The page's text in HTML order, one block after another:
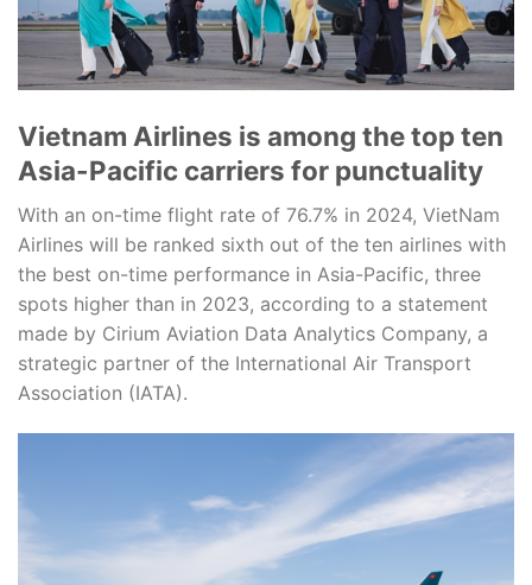
Vietnam Airlines is among the top ten
Asia-Pacific carriers for punctuality
With an on-time flight rate of 76.7% in 2024, VietNam
Airlines will be ranked sixth out of the ten airlines with
the best on-time performance in Asia-Pacific, three
spots higher than in 2023, according to a statement
made by Cirium Aviation Data Analytics Company, a
strategic partner of the International Air Transport
Association (IATA).